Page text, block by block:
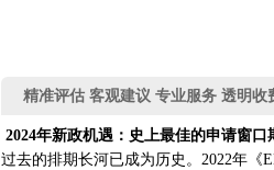
精准评估 客观建议 专业服务 透明收
2024年新政机遇：史上最佳的申请窗口
过去的排期长河已成为历史。2022年《